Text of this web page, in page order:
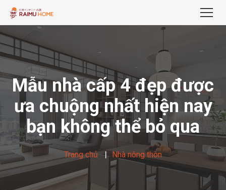
Mẫu nhà cấp 4 đẹp được
ưa chuộng nhất hiện nay
bạn không thể bỏ qua
Trang chủ Nhà nông thôn